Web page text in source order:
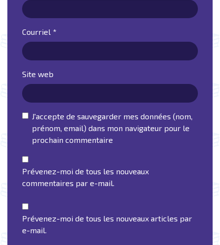
Courriel *
Site web
J'accepte de sauvegarder mes données (nom,
prénom, email) dans mon navigateur pour le
prochain commentaire
Prévenez-moi de tous les nouveaux
commentaires par e-mail.
Prévenez-moi de tous les nouveaux articles par
e-mail.